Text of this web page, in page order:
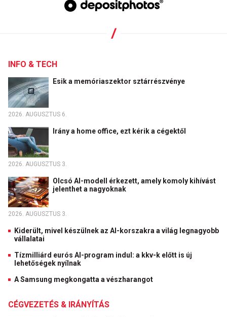
INFO & TECH
Esik a memóriaszektor sztárrészvénye
2026. AUGUSZTUS 6.
Irány a home office, ezt kérik a cégektől
2026. AUGUSZTUS 3.
Olcsó AI-modell érkezett, amely komoly kihívást
jelenthet a nagyoknak
2026. AUGUSZTUS 3.
Kiderült, mivel készülnek az AI-korszakra a világ legnagyobb
vállalatai
Tízmilliárd eurós AI-program indul: a kkv-k előtt is új
lehetőségek nyílnak
A Samsung megkongatta a vészharangot
CÉGVEZETÉS & IRÁNYÍTÁS